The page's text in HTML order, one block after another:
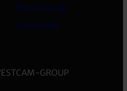
Fernwartung
Downloads
GROUP